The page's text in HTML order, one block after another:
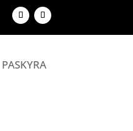
PASKYRA